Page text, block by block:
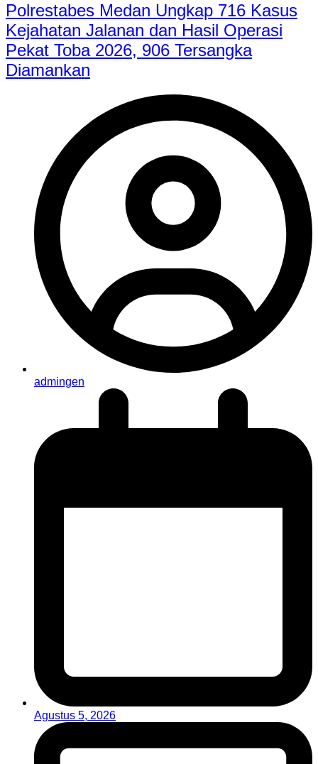
Polrestabes Medan Ungkap 716 Kasus
Kejahatan Jalanan dan Hasil Operasi
Pekat Toba 2026, 906 Tersangka
Diamankan
admingen
Agustus 5, 2026